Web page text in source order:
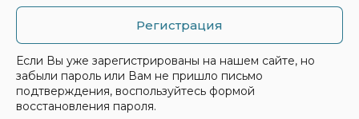
Регистрация
Если Вы уже зарегистрированы на нашем сайте, но
забыли пароль или Вам не пришло письмо
подтверждения, воспользуйтесь формой
восстановления пароля.